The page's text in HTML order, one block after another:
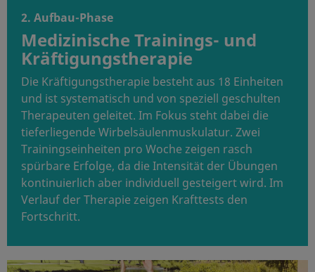
​2. Aufbau-Phase
Medizinische Trainings- und
Kräftigungstherapie
Die Kräftigungstherapie besteht aus 18 Einheiten
und ist systematisch und von speziell geschulten
Therapeuten geleitet. Im Fokus steht dabei die
tieferliegende Wirbelsäulenmuskulatur. Zwei
Trainingseinheiten pro Woche zeigen rasch
spürbare Erfolge, da die Intensität der Übungen
kontinuierlich aber individuell gesteigert wird. Im
Verlauf der Therapie zeigen Krafttests den
Fortschritt.